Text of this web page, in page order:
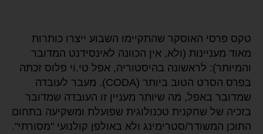
טקס פרסי האוסקר שהתקיימו השבוע ייצרו כותרות
מאוד מעניינות (ולא, אין הכוונה לאינסידנט המדובר
והמיותר): לראשונה בהיסטוריה, אפל טי.וי פלוס זכתה
בפרס הסרט הטוב ביותר (CODA). מעבר לעובדה
שמדובר באפל, מה שיותר מעניין זו העובדה שמדובר
בזכיה של שחקנית טכנולוגית שפועלת ומשקיעה בתחום
התוכן המשודר/סטרימינג ולא באולפן קולנועי "מסורתי".